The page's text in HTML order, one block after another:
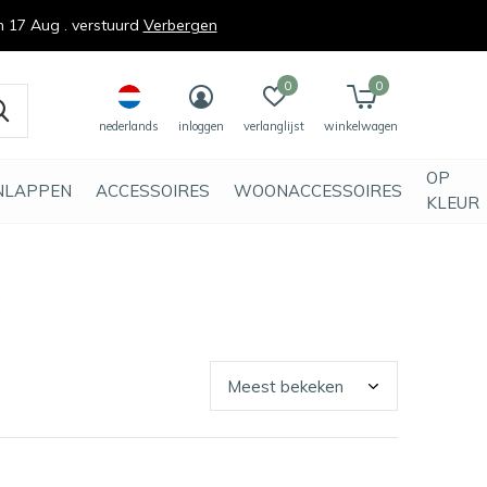
ACCESSOIRES WOONACCESSOIRES
OP
KLEUR
nederlands inloggen verlanglijst
0
winkelwagen
0
Aug . verstuurd Verbergen